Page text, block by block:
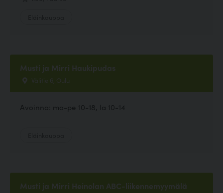
Musti ja Mirri Haukipudas
Välitie 6, Oulu
Avoinna: ma-pe 10-18, la 10-14
Musti ja Mirri Heinolan ABC-liikennemyymälä